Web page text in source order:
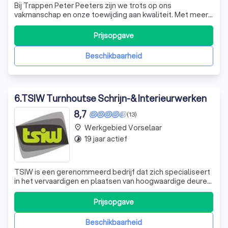
Bij Trappen Peter Peeters zijn we trots op ons
vakmanschap en onze toewijding aan kwaliteit. Met meer
dan 20 jaar ervaring in de branche, hebben we ons
gespecialiseerd in het ontwerpen en vervaardigen van
ambachtelijke trappen die perfect passen bij uw interieur.
Onze trappen zijn niet alleen functi
Beschikbaarheid
Prijsopgave
6.TSIW Turnhoutse Schrijn-& Interieurwerken
(13)
8,7
TSIW is een gerenommeerd bedrijf dat zich specialiseert
in het vervaardigen en plaatsen van hoogwaardige deuren
en ramen. Onze producten worden gemaakt van de beste
materialen en geplaatst volgens de strengste normen
door ervaren vakmensen. We zijn trots op onze erkenning
als officiële plaatser vanBeschikbaarheid
Prijsopgave
place Werkgebied Vorselaar
timelapse 19 jaar actief